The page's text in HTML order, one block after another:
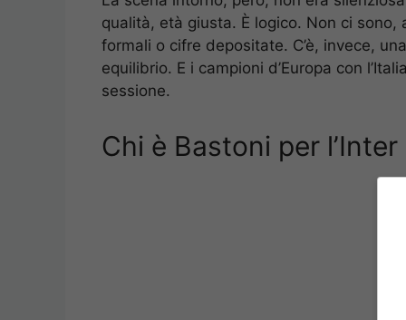
qualità, età giusta. È logico. Non ci
formali o cifre depositate. C’è, invece,
equilibrio. E i campioni d’Europa con
sessione.
Chi è Bastoni per